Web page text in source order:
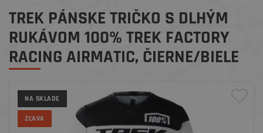
TREK PÁNSKE TRIČKO S DLHÝM
RUKÁVOM 100% TREK FACTORY
RACING AIRMATIC, ČIERNE/BIELE
NA SKLADE
ZĽAVA